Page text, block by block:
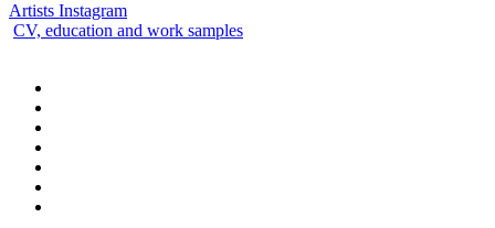
Artists Instagram
CV, education and work samples